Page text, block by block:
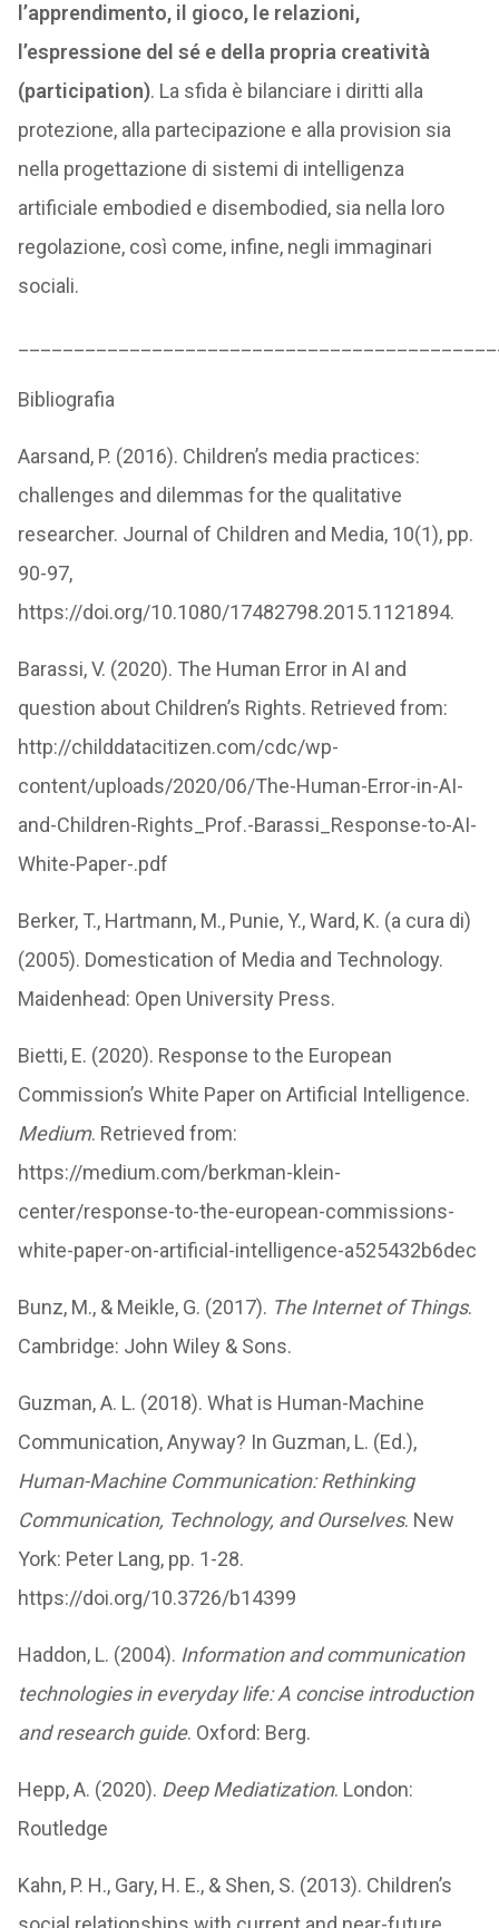
l’apprendimento, il gioco, le relazioni,
l’espressione del sé e della propria creatività
(participation). La sfida è bilanciare i diritti alla
protezione, alla partecipazione e alla provision sia
nella progettazione di sistemi di intelligenza
artificiale embodied e disembodied, sia nella loro
regolazione, così come, infine, negli immaginari
sociali.
Bibliografia
Aarsand, P. (2016). Children’s media practices:
challenges and dilemmas for the qualitative
researcher. Journal of Children and Media, 10(1), pp.
90-97,
https://doi.org/10.1080/17482798.2015.1121894.
Barassi, V. (2020). The Human Error in AI and
question about Children’s Rights. Retrieved from:
http://childdatacitizen.com/cdc/wp-
content/uploads/2020/06/The-Human-Error-in-AI-
and-Children-Rights_Prof.-Barassi_Response-to-AI-
White-Paper-.pdf
Berker, T., Hartmann, M., Punie, Y., Ward, K. (a cura di)
(2005). Domestication of Media and Technology.
Maidenhead: Open University Press.
Bietti, E. (2020). Response to the European
Commission’s White Paper on Artificial Intelligence.
Medium. Retrieved from:
https://medium.com/berkman-klein-
center/response-to-the-european-commissions-
white-paper-on-artificial-intelligence-a525432b6dec
Bunz, M., & Meikle, G. (2017). The Internet of Things.
Cambridge: John Wiley & Sons.
Guzman, A. L. (2018). What is Human-Machine
Communication, Anyway? In Guzman, L. (Ed.),
Human-Machine Communication: Rethinking
Communication, Technology, and Ourselves. New
York: Peter Lang, pp. 1-28.
https://doi.org/10.3726/b14399
Haddon, L. (2004). Information and communication
technologies in everyday life: A concise introduction
and research guide. Oxford: Berg.
Hepp, A. (2020). Deep Mediatization. London:
Routledge
Kahn, P. H., Gary, H. E., & Shen, S. (2013). Children’s